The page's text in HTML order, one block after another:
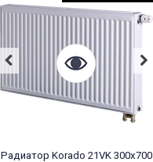
Радиатор Korado 21VK 300x700